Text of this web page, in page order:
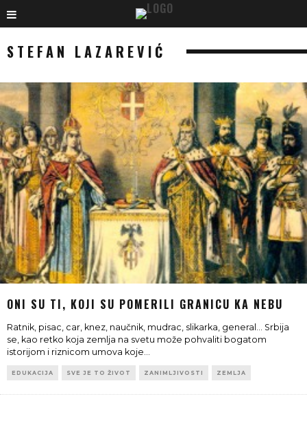
STEFAN LAZAREVIĆ
ONI SU TI, KOJI SU POMERILI GRANICU KA NEBU
Ratnik, pisac, car, knez, naučnik, mudrac, slikarka, general... Srbija
se, kao retko koja zemlja na svetu može pohvaliti bogatom
istorijom i riznicom umova koje
EDUKACIJA SVE JE TO ŽIVOT ZANIMLJIVOSTI ZEMLJA